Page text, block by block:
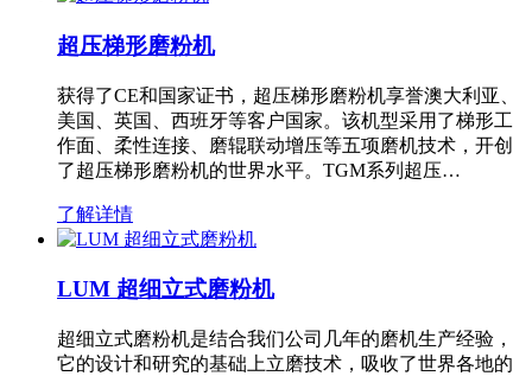
超压梯形磨粉机
获得了CE和国家证书，超压梯形磨粉机享誉澳大利亚、
美国、英国、西班牙等客户国家。该机型采用了梯形工
作面、柔性连接、磨辊联动增压等五项磨机技术，开创
了超压梯形磨粉机的世界水平。TGM系列超压…
了解详情
LUM 超细立式磨粉机
超细立式磨粉机是结合我们公司几年的磨机生产经验，
它的设计和研究的基础上立磨技术，吸收了世界各地的